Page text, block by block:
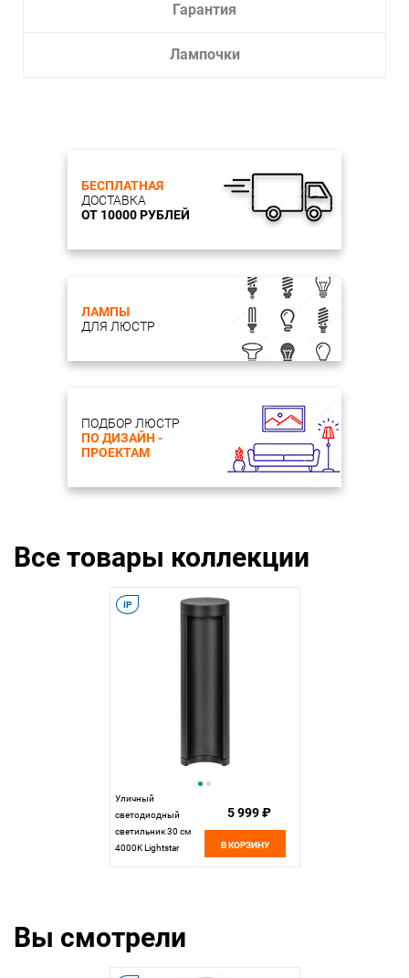
Гарантия
Лампочки
БЕСПЛАТНАЯ
ДОСТАВКА
ОТ 10000 РУБЛЕЙ
ЛАМПЫ
ДЛЯ ЛЮСТР
ПОДБОР ЛЮСТР
ПО ДИЗАЙН -
ПРОЕКТАМ
Все товары коллекции
IP
Уличный
светодиодный
светильник 30 см
4000K Lightstar
5 999 ₽
В КОРЗИНУ
Вы смотрели